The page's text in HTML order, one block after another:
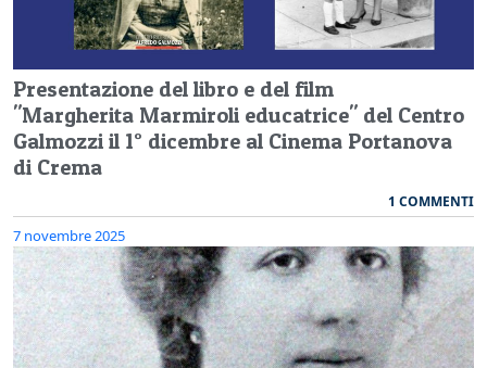
Presentazione del libro e del film
"Margherita Marmiroli educatrice" del Centro
Galmozzi il 1° dicembre al Cinema Portanova
di Crema
1 COMMENTI
7 novembre 2025